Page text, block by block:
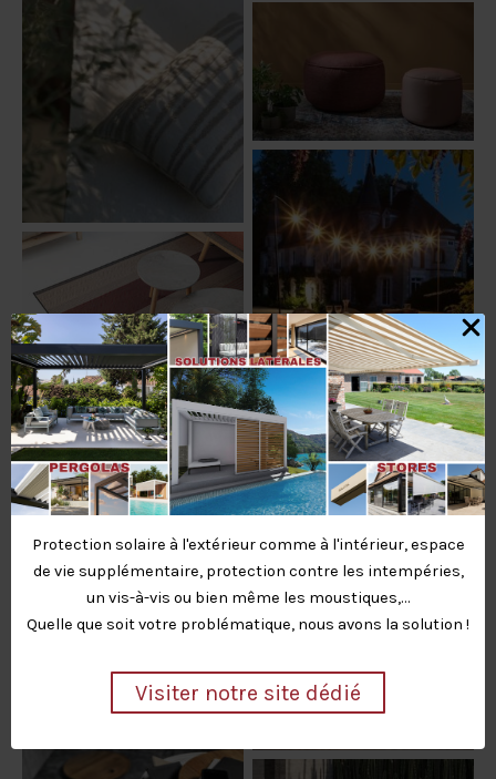
Protection solaire à l'extérieur comme à l'intérieur, espace
de vie supplémentaire, protection contre les intempéries,
un vis-à-vis ou bien même les moustiques,…
Quelle que soit votre problématique, nous avons la solution !
Visiter notre site dédié
Coussins White Stripes |
Ethnicraft
Guirlande Light My Table |
Vincent Sheppard
Tapis Toundra | Vincent
Sheppard
Tables basses lumineuses
solaires | Les Jardins